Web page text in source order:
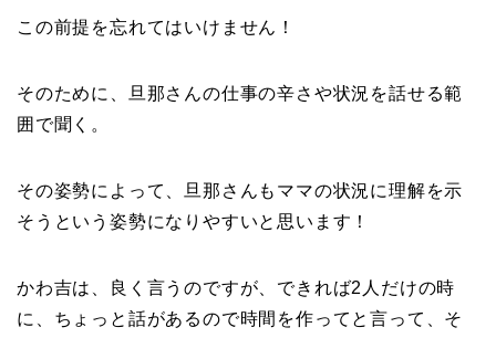
この前提を忘れてはいけません！
そのために、旦那さんの仕事の辛さや状況を話せる範
囲で聞く。
その姿勢によって、旦那さんもママの状況に理解を示
そうという姿勢になりやすいと思います！
かわ吉は、良く言うのですが、できれば2人だけの時
に、ちょっと話があるので時間を作ってと言って、そ